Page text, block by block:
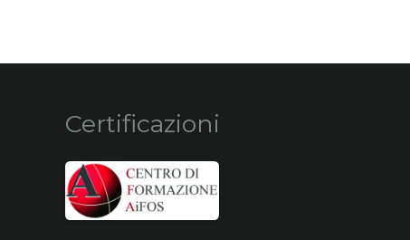
Certificazioni